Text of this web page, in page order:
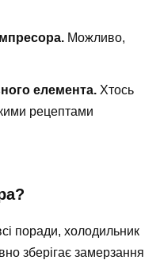
Можливо,
елемента. Хтось
рецептами
поради, холодильник
зберігає замерзання